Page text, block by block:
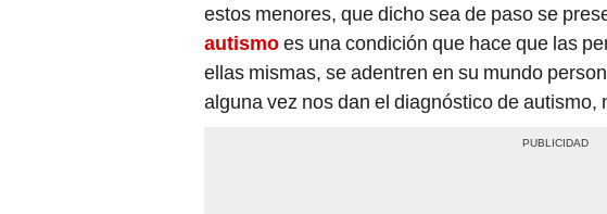
estos menores, que dicho sea de paso se
autismoes una condición que hace que las
ellas mismas, se adentren en su mundo
alguna vez nos dan el diagnóstico de autismo,